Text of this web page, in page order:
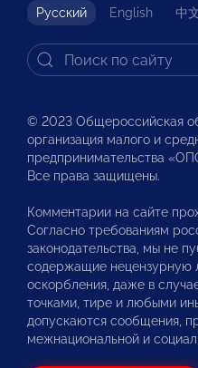
Русский English 中
© 2023 Общероссийская
организация малого и
предпринимательства
Все права защищены.
Комментарии на сайте
Согласно требованиям
законодательства, мы не
содержащие нецензурную
оскорбления, даже в
точками, тире и любыми
допускаются сообщения,
межнациональной и